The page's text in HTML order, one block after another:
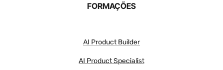
FORMAÇÕES
AI Product Builder
AI Product Specialist